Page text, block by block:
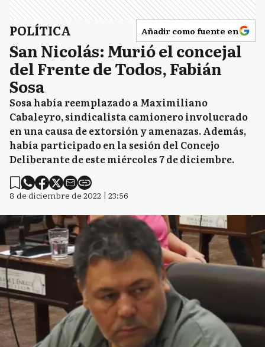
POLÍTICA Añadir como fuente en
San Nicolás: Murió el concejal
del Frente de Todos, Fabián
Sosa
Sosa había reemplazado a Maximiliano
Cabaleyro, sindicalista camionero involucrado
en una causa de extorsión y amenazas. Además,
había participado en la sesión del Concejo
Deliberante de este miércoles 7 de diciembre.
8 de diciembre de 2022 | 23:56